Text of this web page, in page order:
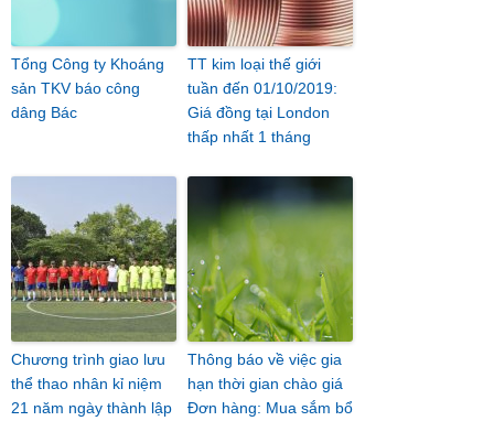
Tổng Công ty Khoáng
sản TKV báo công
dâng Bác
TT kim loại thế giới
tuần đến 01/10/2019:
Giá đồng tại London
thấp nhất 1 tháng
Chương trình giao lưu
thể thao nhân kỉ niệm
21 năm ngày thành lập
Thông báo về việc gia
hạn thời gian chào giá
Đơn hàng: Mua sắm bổ